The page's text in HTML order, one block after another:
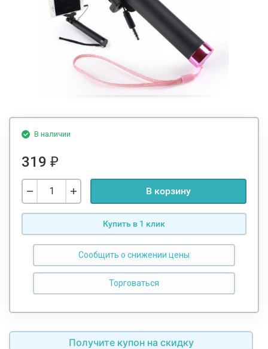
В наличии
319 ₽
В корзину
Купить в 1 клик
Сообщить о снижении цены
Получите купон на скидку